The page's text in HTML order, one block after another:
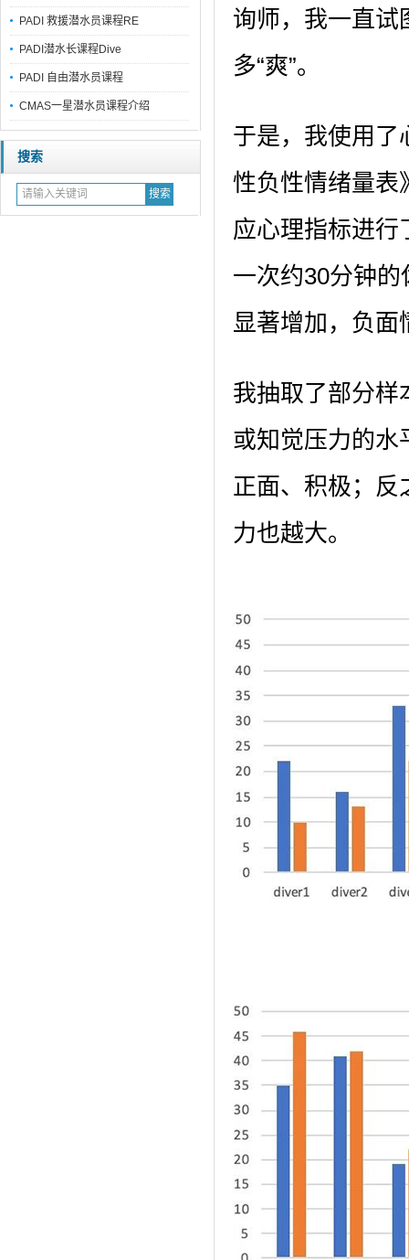
PADI 救援潜水员课程RE
PADI潜水长课程Dive
PADI 自由潜水员课程
CMAS一星潜水员课程介绍
搜索
询师，我一直试
多“爽”。
于是，我使用了
性负性情绪量表
应心理指标进行
一次约30分钟
显著增加，负面
我抽取了部分样
或知觉压力的水
正面、积极；反
力也越大。